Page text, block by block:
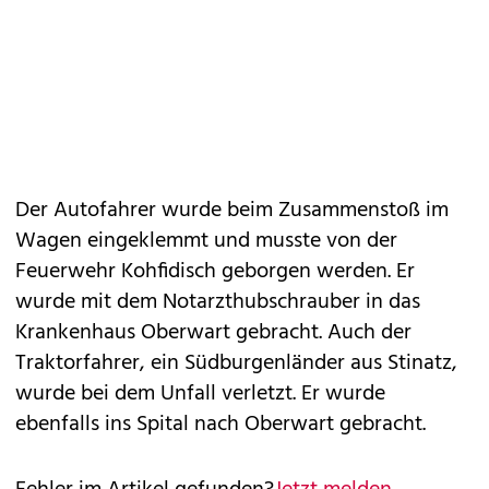
Der Autofahrer wurde beim Zusammenstoß im
Wagen eingeklemmt und musste von der
Feuerwehr Kohfidisch geborgen werden. Er
wurde mit dem Notarzthubschrauber in das
Krankenhaus Oberwart gebracht. Auch der
Traktorfahrer, ein Südburgenländer aus Stinatz,
wurde bei dem Unfall verletzt. Er wurde
ebenfalls ins Spital nach Oberwart gebracht.